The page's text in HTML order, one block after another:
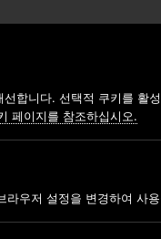
합니다. 선택적 쿠키를 활
페이지를 참조하십시오.
우저 설정을 변경하여 사